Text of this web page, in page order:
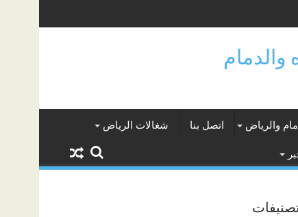
والرياض اتصل بنا شغالات الرياض